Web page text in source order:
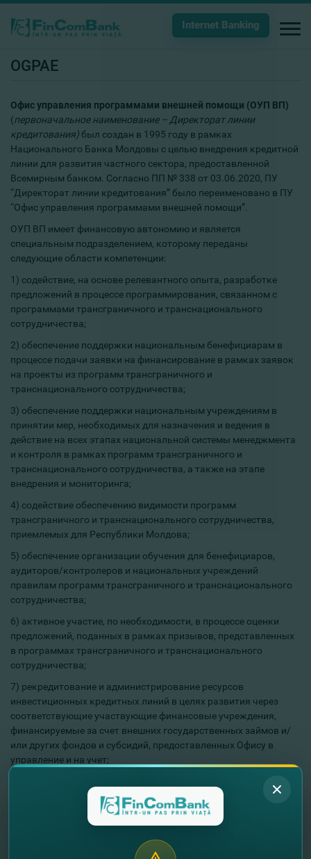
Internet Banking
OGPAE
Офис управления программами внешней помощи (ОУП ВП)
(первоначальное наименование – Директорат линии
кредитования) был создан в 1995 году в рамках
Национального Банка Молдовы с целью внедрения кредитной
линии для развития частного сектора, предоставленной
Всемирным банком. Согласно ПП № 338 от 03.06.2020, ПУ
“Директорат линии кредитования” было переименовано в ПУ
“Офис управления программами внешней помощи”.
ОУП ВП имеет финансовую автономию и является
специальным подразделением, которому переданы
следующие области компетенции:
1) содействие, на основе релевантного опыта, разработке
предложений в процессе программирования, связанном с
программами трансграничного и транснационального
сотрудничества;
2) обеспечение поддержки национальным бенефициарам в
процессе подачи заявки на финансирование в рамках заявок
на проекты из программ трансграничного и
транснационального сотрудничества;
3) обеспечение поддержки национальным учреждениям в
принятии мер, необходимых для назначения и ведения в
действие на всех этапах национальной системы менеджмента
и контроля в рамках программ трансграничного и
транснационального сотрудничества, а также на этапе
внедрения и мониторинга;
4) содействие обеспечению видимости программ
трансграничного и транснационального сотрудничества,
приемлемых для Республики Молдова;
5) обеспечение организации обучения для бенефициаров,
аудиторов/контролеров и национальных учреждений
правилам программ трансграничного и транснационального
сотрудничества;
6) активное участие, по необходимости, в процессе оценки
предложений, поданных в рамках призывов, представленных
в программах трансграничного и транснационального
сотрудничества;
7) рекредитование и администрирование ресурсов
инвестиционных кредитных линий в целях развития через
соответствующие участвующие финансовые учреждения,
финансируемые за счет внешних государственных займов и/
или других фондов и субсидий, предоставленных Офису в
управление и на учет;
положениям нормативных актов или соглашений о внешней
помощи, заключенных с внешними партнерами по развитию;
нормативными актами, включая акты учредителя.